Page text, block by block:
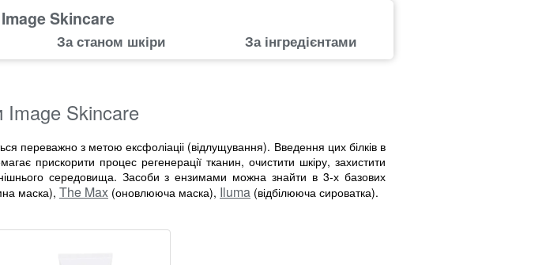
Skincare
За станом шкіри За інгредієнтами
Image Skincare
переважно з метою ексфоліаціі (відлущування). Введення цих білків в
прискорити процес регенерації тканин, очистити шкіру, захистити
середовища. Засоби з ензимами можна знайти в 3-х базових
маска), The Max (оновлююча маска), Iluma (відбілююча сироватка).